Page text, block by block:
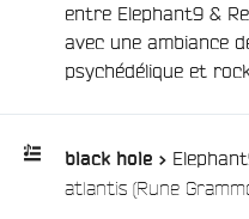
entre Elephant9 &
avec une ambiance
psychédélique et
black hole >
atlantis (Rune